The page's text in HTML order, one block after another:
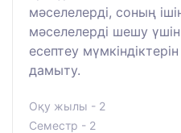
мәселелерді, соның
мәселелерді шешу
есептеу
дамыту.
Оқу жылы - 2
Семестр - 2